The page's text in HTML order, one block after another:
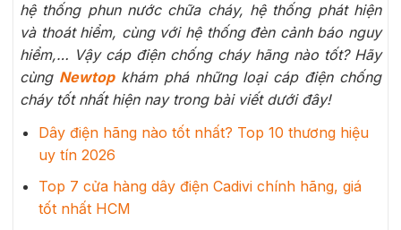
hệ thống phun nước chữa cháy, hệ thống phát hiện
và thoát hiểm, cùng với hệ thống đèn cảnh báo nguy
hiểm,… Vậy cáp điện chống cháy hãng nào tốt? Hãy
cùng Newtopkhám phá những loại cáp điện chống
cháy tốt nhất hiện nay trong bài viết dưới đây!
Dây điện hãng nào tốt nhất? Top 10 thương hiệu
uy tín 2026
Top 7 cửa hàng dây điện Cadivi chính hãng, giá
tốt nhất HCM